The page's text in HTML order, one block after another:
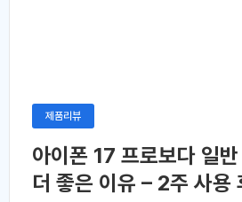
제품리뷰
아이폰 17 프로보다 일반
더 좋은 이유 – 2주 사용